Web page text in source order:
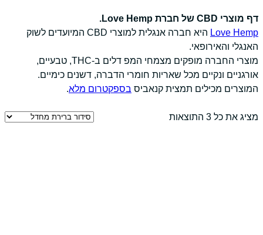
דף מוצרי CBD של חברת Love Hemp.
Love Hemp
היא חברה אנגלית למוצרי CBD המיועדים לשוק
האנגלי והאירופאי.
מוצרי החברה מופקים מצמחי המפ דלים ב-THC, טבעיים,
אורגניים ונקיים מכל שאריות חומרי הדברה, דשנים כימיים.
המוצרים מכילים תמצית קנאביס בספקטרום מלא.
מציג את כל 3 התוצאות